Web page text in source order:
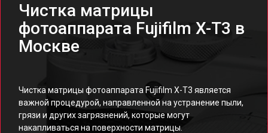
Чистка матрицы
фотоаппарата Fujifilm X-T3 в
Москве
Чистка матрицы фотоаппарата Fujifilm X-T3 является
важной процедурой, направленной на устранение пыли,
грязи и других загрязнений, которые могут
накапливаться на поверхности матрицы.